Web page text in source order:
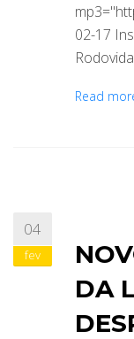
02-17
Read
04
fev
DA